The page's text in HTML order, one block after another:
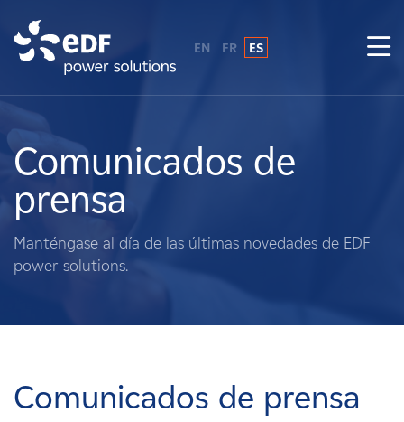
Sobre nosotros
Qué hacemos
Terratenientes
Carreras
EN FR ES
Comunicados de
prensa
Manténgase al día de las últimas novedades de EDF
power solutions.
Comunicados de prensa